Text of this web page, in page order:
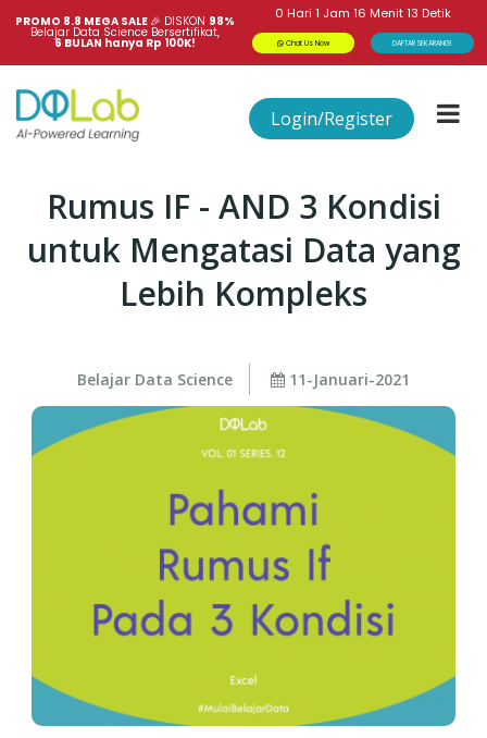
PROMO 8.8 MEGA SALE 🎉 DISKON 98%
Belajar Data Science Bersertifikat,
6 BULAN hanya Rp 100K!
0 Hari 1 Jam 16 Menit13 Detik
Chat Us Now DAFTAR SEKARANG!
Login/Register
Rumus IF - AND 3 Kondisi
untuk Mengatasi Data yang
Lebih Kompleks
Belajar Data Science 11-Januari-2021